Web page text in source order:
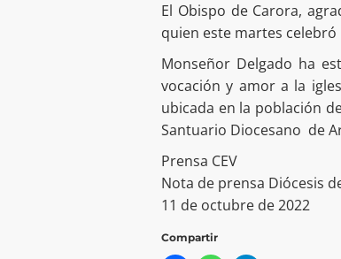
El Obispo de Carora,
quien este martes
Monseñor Delgado ha
vocación y amor a la
ubicada en la población
Santuario Diocesano de
Prensa CEV
Nota de prensa Diócesis
11 de octubre de 2022
Compartir